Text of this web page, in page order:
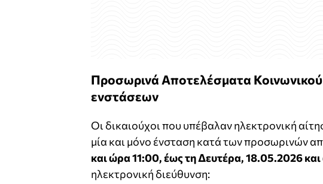
Προσωρινά Αποτελέσματα
ενστάσεων
Οι δικαιούχοι που υπέβαλαν ηλεκτρονική
μία και μόνο ένσταση κατά των προσωρινών
και ώρα 11:00, έως τη Δευτέρα, 18.05.2026
ηλεκτρονική διεύθυνση: